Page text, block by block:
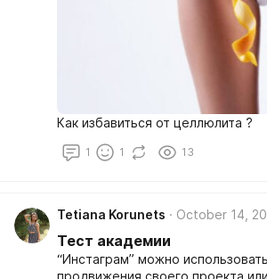
Как избавиться от целлюлита ?
1 1 13
Tetiana Korunets October 14,
Тест академии
“Инстаграм” можно
продвижения своего проекта